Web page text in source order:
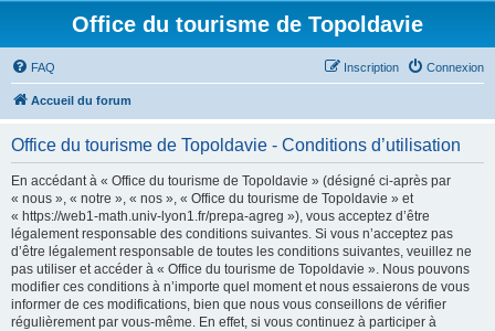
Office du tourisme de Topoldavie
FAQ Connexion
Inscription
Accueil du forum
Office du tourisme de Topoldavie - Conditions d’utilisation
En accédant à « Office du tourisme de Topoldavie » (désigné ci-après par
« nous », « notre », « nos », « Office du tourisme de Topoldavie » et
« https://web1-math.univ-lyon1.fr/prepa-agreg »), vous acceptez d’être
légalement responsable des conditions suivantes. Si vous n’acceptez pas
d’être légalement responsable de toutes les conditions suivantes, veuillez ne
pas utiliser et accéder à « Office du tourisme de Topoldavie ». Nous pouvons
modifier ces conditions à n’importe quel moment et nous essaierons de vous
informer de ces modifications, bien que nous vous conseillons de vérifier
régulièrement par vous-même. En effet, si vous continuez à participer à